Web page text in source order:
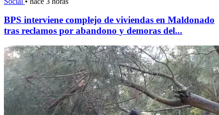
BPS interviene complejo de viviendas en Maldonado
tras reclamos por abandono y demoras del...